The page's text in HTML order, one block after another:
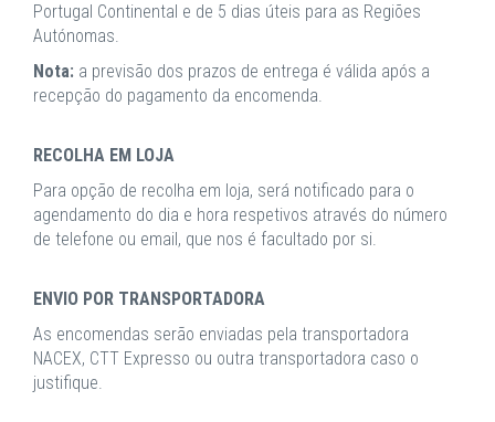
Portugal Continental e de 5 dias úteis para as Regiões
Autónomas.
Nota: a previsão dos prazos de entrega é válida após a
recepção do pagamento da encomenda.
RECOLHA EM LOJA
Para opção de recolha em loja, será notificado para o
agendamento do dia e hora respetivos através do número
de telefone ou email, que nos é facultado por si.
ENVIO POR TRANSPORTADORA
As encomendas serão enviadas pela transportadora
NACEX, CTT Expresso ou outra transportadora caso o
justifique.